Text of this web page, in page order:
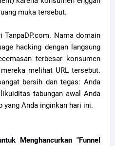
muka tersebut.
Nama domain
hacking dengan langsung
terbesar konsumen
melihat URL tersebut.
bersih dan tegas: Anda
tabungan awal Anda
yang Anda inginkan hari ini.
Menghancurkan "Funnel